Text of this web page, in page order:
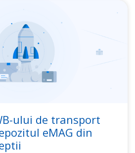
ului de transport
eMAG din